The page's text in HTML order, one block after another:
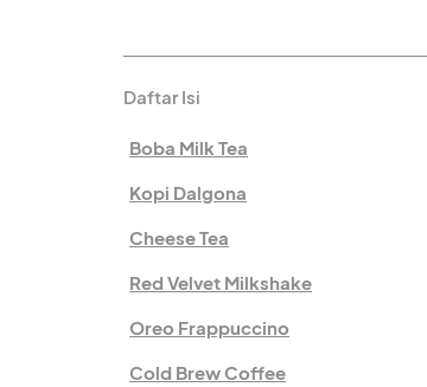
Daftar Isi
Boba Milk Tea
Kopi Dalgona
Cheese Tea
Red Velvet Milkshake
Oreo Frappuccino
Cold Brew Coffee